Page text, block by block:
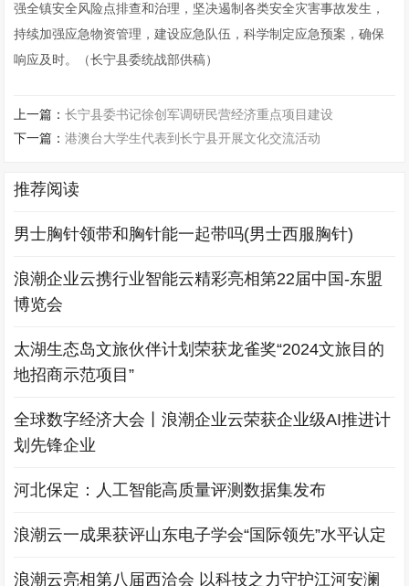
强全镇安全风险点排查和治理，坚决遏制各类安全灾害事故发生，
持续加强应急物资管理，建设应急队伍，科学制定应急预案，确保
响应及时。（长宁县委统战部供稿）
上一篇：长宁县委书记徐创军调研民营经济重点项目建设
下一篇：港澳台大学生代表到长宁县开展文化交流活动
推荐阅读
男士胸针领带和胸针能一起带吗(男士西服胸针)
浪潮企业云携行业智能云精彩亮相第22届中国-东盟
博览会
太湖生态岛文旅伙伴计划荣获龙雀奖“2024文旅目的
地招商示范项目”
全球数字经济大会丨浪潮企业云荣获企业级AI推进计
划先锋企业
河北保定：人工智能高质量评测数据集发布
浪潮云一成果获评山东电子学会“国际领先”水平认定
浪潮云亮相第八届西洽会 以科技之力守护江河安澜